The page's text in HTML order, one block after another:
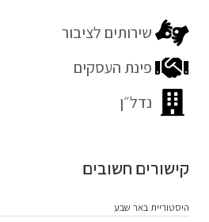
שירותים לציבור
פינת העסקים
נדל״ן
קישורים חשובים
היסטוריית באר שבע